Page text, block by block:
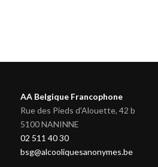
AA Belgique Francophone
Rue des Pieds d'Alouette, 42 b
5100 NANINNE
02 511 40 30
bsg@alcooliquesanonymes.be